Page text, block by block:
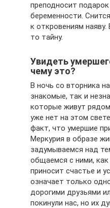
преподносит
беременности.
к откровениям
то тайну.
Увидеть
чему это?
В ночь со вторника
знакомые, так и
которые живут
уже нет на этом
факт, что умершие
Меркурия в образе
задумываемся над
общаемся с ними,
приносит счастье и
означает только
дорогими друзьями
покинули нас, но их